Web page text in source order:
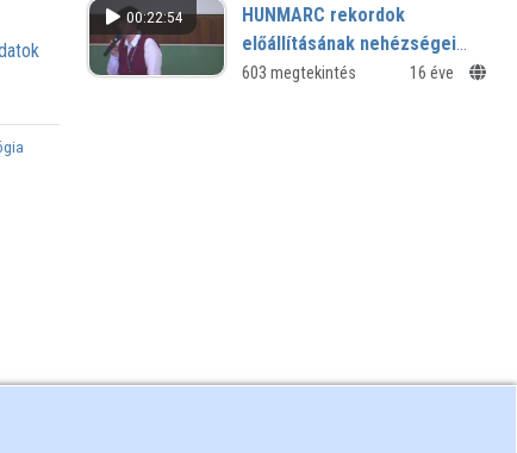
00:22:54
HUNMARC rekordok
előállításának nehézségei
"hagyományos"
603 megtekintés 16 éve